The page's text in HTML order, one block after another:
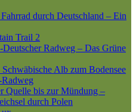
durch Deutschland – Ein
Trail 2
Deutscher Radweg – Das Grüne
Alb zum Bodensee
Radweg
Quelle bis zur Mündung –
durch Polen